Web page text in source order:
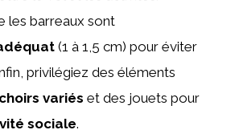
les barreaux sont
(1 à 1,5 cm) pour éviter
privilégiez des éléments
variés et des jouets pour
sociale.